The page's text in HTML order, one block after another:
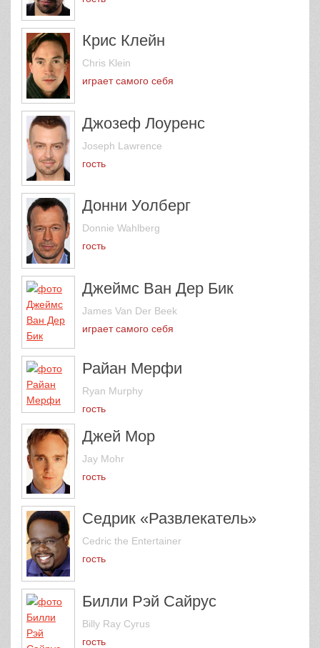
Крис Клейн
Chris Klein
играет самого себя
Джозеф Лоуренс
Joseph Lawrence
гость
Донни Уолберг
Donnie Wahlberg
гость
Джеймс Ван Дер Бик
James Van Der Beek
играет самого себя
Райан Мерфи
Ryan Murphy
гость
Джей Мор
Jay Mohr
гость
Седрик «Развлекатель»
Cedric the Entertainer
гость
Билли Рэй Сайрус
Billy Ray Cyrus
гость